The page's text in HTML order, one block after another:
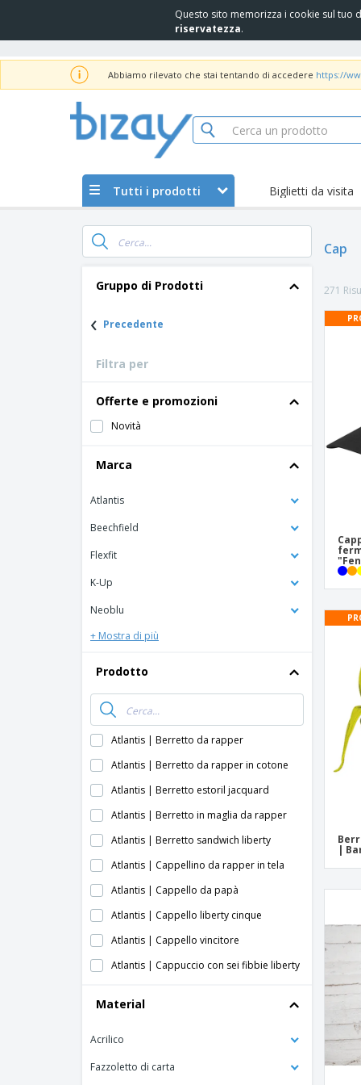
Questo sito memorizza i cookie sul tuo
riservatezza.
Abbiamo rilevato che stai tentando di accedere https://
Tutti i prodotti Biglietti da visita
Gruppo di Prodotti
‹ Precedente
Filtra per
Offerte e promozioni
Novità
Marca
Atlantis
Beechfield
Flexfit
K-Up
Neoblu
+ Mostra di più
Prodotto
Atlantis | Berretto da rapper
Atlantis | Berretto da rapper in cotone
Atlantis | Berretto estoril jacquard
Atlantis | Berretto in maglia da rapper
Atlantis | Berretto sandwich liberty
Atlantis | Cappellino da rapper in tela
Atlantis | Cappello da papà
Atlantis | Cappello liberty cinque
Atlantis | Cappello vincitore
Atlantis | Cappuccio con sei fibbie liberty
Atlantis | Iniziare cinque cap sandwich
Atlantis | Tappo a bullone
Material
Acrilico
Fazzoletto di carta
Cap
271
|